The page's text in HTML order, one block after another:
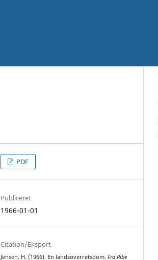
PDF
Publiceret
1966-01-01
Citation/Eksport
Jensen, H. (1966). En landsoverretsdom.Fra Ribe